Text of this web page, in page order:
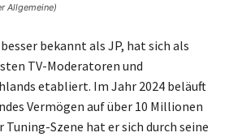
Allgemeine)
bekannt als JP, hat sich als
TV-Moderatoren und
etabliert. Im Jahr 2024 beläuft
Vermögen auf über 10 Millionen
Tuning-Szene hat er sich durch seine